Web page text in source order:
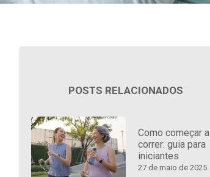
POSTS RELACIONADOS
Como começar a
correr: guia para
iniciantes
27 de maio de 2025